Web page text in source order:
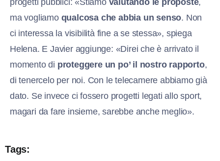
ma vogliamo qualcosa che abbia un senso. Non
ci interessa la visibilità fine a se stessa», spiega
Helena. E Javier aggiunge: «Direi che è arrivato il
momento di proteggere un po’ il nostro rapporto,
di tenercelo per noi. Con le telecamere abbiamo già
dato. Se invece ci fossero progetti legati allo sport,
magari da fare insieme, sarebbe anche meglio».
Tags: